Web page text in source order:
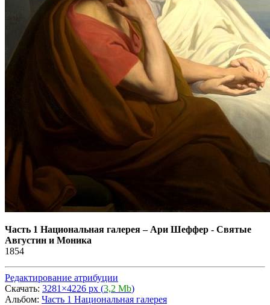
Часть 1 Национальная галерея– Ари Шеффер - Святые
Августин и Моника
1854
Редактирование атрибуции
Скачать: 3281×4226 px (3,2 Mb)
Альбом: Часть 1 Национальная галерея